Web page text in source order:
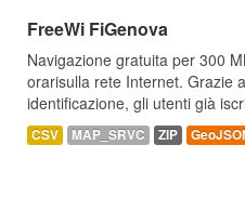
FreeWi FiGenova
Navigazione gratuita per 300
orarisulla rete Internet. Grazie
identificazione, gli utenti già
CSV MAP_SRVC ZIP